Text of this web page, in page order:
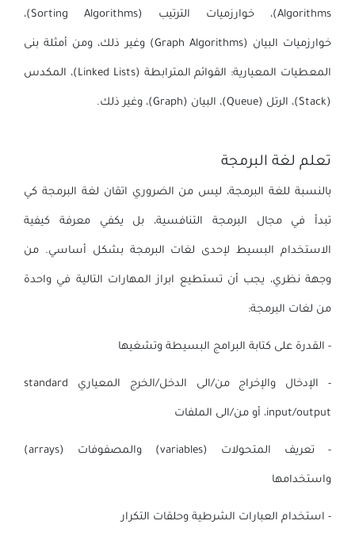
Algorithms)، خوارزميات الترتيب (Sorting Algorithms)،
خوارزميات البيان (Graph Algorithms) وغير ذلك، ومن أمثلة بنى
المعطيات المعيارية: القوائم المترابطة (Linked Lists)، المكدس
(Stack)، الرتل (Queue)، البيان (Graph)، وغير ذلك.
تعلم لغة البرمجة
بالنسبة للغة البرمجة، ليس من الضروري اتقان لغة البرمجة كي
تبدأ في مجال البرمجة التنافسية، بل يكفي معرفة كيفية
الاستخدام البسيط لإحدى لغات البرمجة بشكل أساسي. من
وجهة نظري، يجب أن تستطيع ابراز المهارات التالية في واحدة
من لغات البرمجة:
- القدرة على كتابة البرامج البسيطة وتشغيها
- الإدخال والإخراج من/الى الدخل/الخرج المعياري standard
input/output، أو من/الى الملفات
- تعريف المتحولات (variables) والمصفوفات (arrays)
واستخدامها
- استخدام العبارات الشرطية وحلقات التكرار